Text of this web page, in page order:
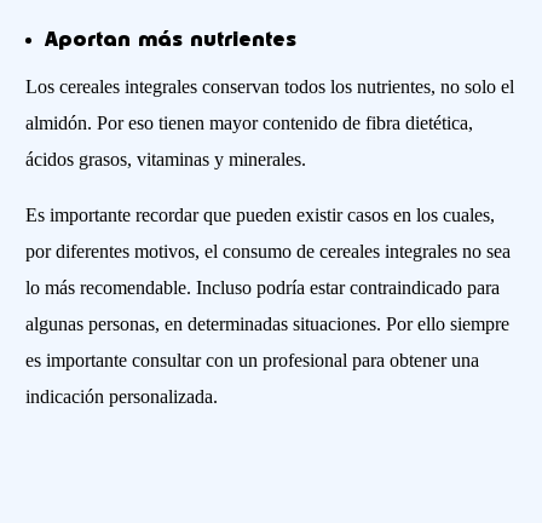
Aportan más nutrientes
Los cereales integrales conservan todos los nutrientes, no solo el
almidón. Por eso tienen mayor contenido de fibra dietética,
ácidos grasos, vitaminas y minerales.
Es importante recordar que pueden existir casos en los cuales,
por diferentes motivos, el consumo de cereales integrales no sea
lo más recomendable. Incluso podría estar contraindicado para
algunas personas, en determinadas situaciones. Por ello siempre
es importante consultar con un profesional para obtener una
indicación personalizada.